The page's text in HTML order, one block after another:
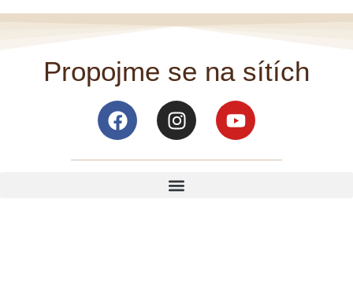
Propojme se na sítích
FacebookInstagramYoutube